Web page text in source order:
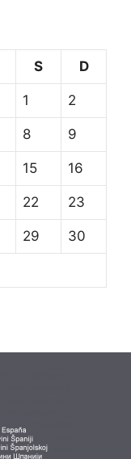
S D
1 2
8 9
15 16
22 23
29 30